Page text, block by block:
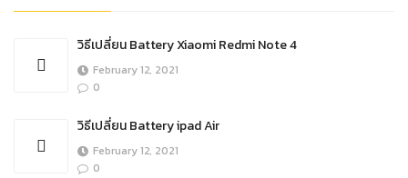
วิธีเปลี่ยน Battery Xiaomi Redmi Note 4
February 12, 2021
0
วิธีเปลี่ยน Battery ipad Air
February 12, 2021
0